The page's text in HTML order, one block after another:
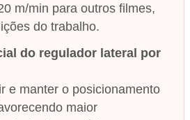
m/min para outros filmes,
do trabalho.
do regulador lateral por
e manter o posicionamento
maior